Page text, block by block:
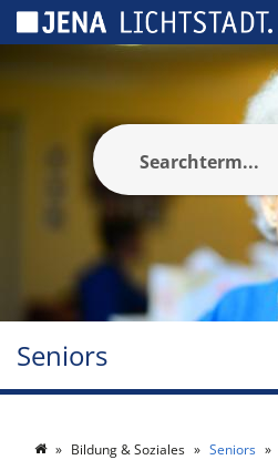
Seniors
Bildung & Soziales Seniors
Panel de gestión de cookies